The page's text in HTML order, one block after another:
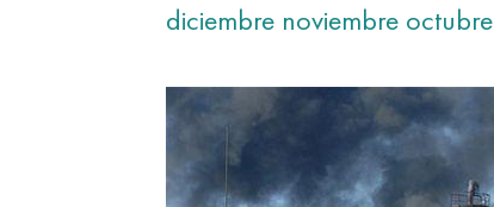
diciembre noviembre octubre